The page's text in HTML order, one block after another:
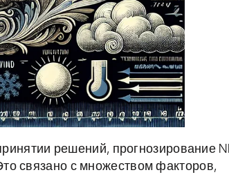
решений, прогнозирование
связано с множеством факторов,